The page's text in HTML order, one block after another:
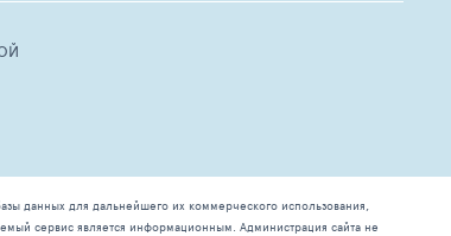
данных для дальнейшего их коммерческого использования,
сервис является информационным. Администрация сайта не